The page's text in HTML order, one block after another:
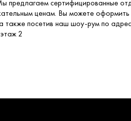
предлагаем сертифицированные
ценам. Вы можете оформить
посетив наш шоу-рум по
2